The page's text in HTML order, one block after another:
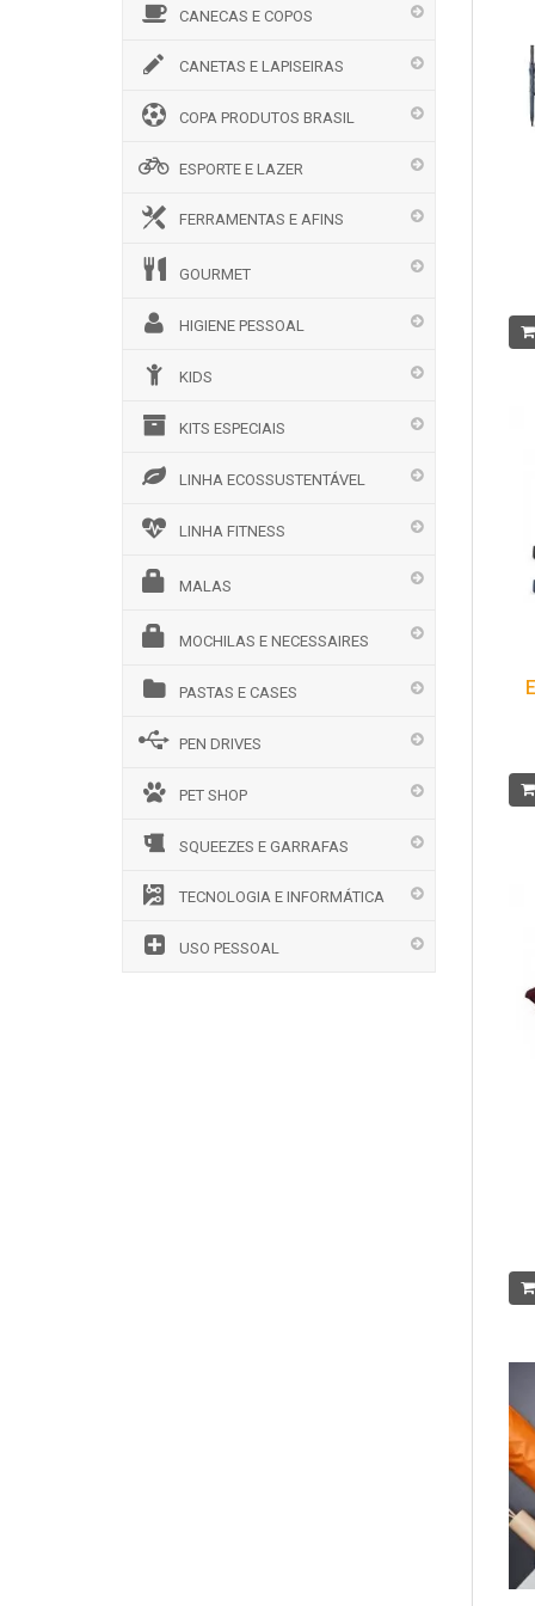
CANECAS E COPOS
CANETAS E LAPISEIRAS
COPA PRODUTOS BRASIL
ESPORTE E LAZER
FERRAMENTAS E AFINS
GOURMET
HIGIENE PESSOAL
KIDS
KITS ESPECIAIS
LINHA ECOSSUSTENTÁVEL
LINHA FITNESS
MALAS
MOCHILAS E NECESSAIRES
PASTAS E CASES
PEN DRIVES
PET SHOP
SQUEEZES E GARRAFAS
TECNOLOGIA E INFORMÁTICA
USO PESSOAL